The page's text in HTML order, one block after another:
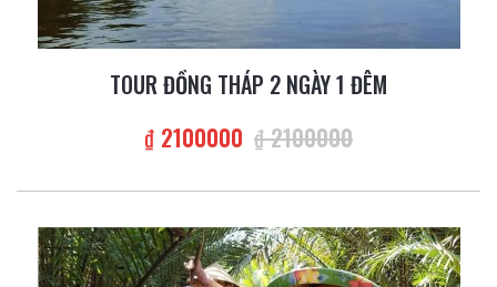
TOUR ĐỒNG THÁP 2 NGÀY 1 ĐÊM
₫ 2100000 ₫ 2100000